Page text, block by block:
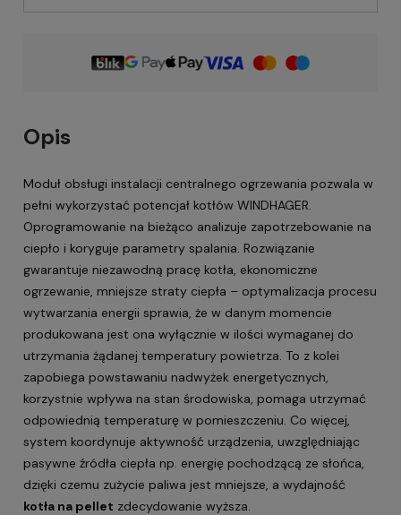
Opis
Moduł obsługi instalacji centralnego ogrzewania pozwala w
pełni wykorzystać potencjał kotłów WINDHAGER.
Oprogramowanie na bieżąco analizuje zapotrzebowanie na
ciepło i koryguje parametry spalania. Rozwiązanie
gwarantuje niezawodną pracę kotła, ekonomiczne
ogrzewanie, mniejsze straty ciepła – optymalizacja procesu
wytwarzania energii sprawia, że w danym momencie
produkowana jest ona wyłącznie w ilości wymaganej do
utrzymania żądanej temperatury powietrza. To z kolei
zapobiega powstawaniu nadwyżek energetycznych,
korzystnie wpływa na stan środowiska, pomaga utrzymać
odpowiednią temperaturę w pomieszczeniu. Co więcej,
system koordynuje aktywność urządzenia, uwzględniając
pasywne źródła ciepła np. energię pochodzącą ze słońca,
dzięki czemu zużycie paliwa jest mniejsze, a wydajność
kotła na pellet zdecydowanie wyższa.